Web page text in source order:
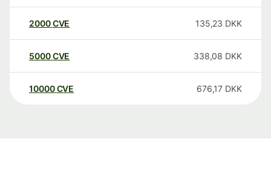
2000CVE 135,23 DKK
5000CVE 338,08 DKK
10000 CVE 676,17 DKK